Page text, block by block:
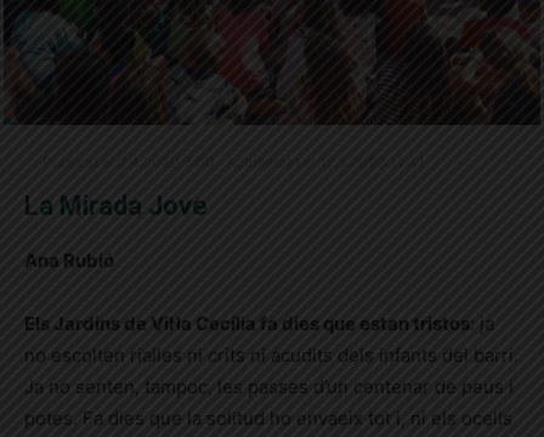
La Mirada Jove
Ana Rubió
Els Jardins de Vil·la Cecília fa dies que estan tristos: ja
no escolten rialles ni crits ni acudits dels infants del barri.
Ja no senten, tampoc, les passes d’un centenar de peus i
potes. Fa dies que la solitud ho envaeix tot i, ni els ocells